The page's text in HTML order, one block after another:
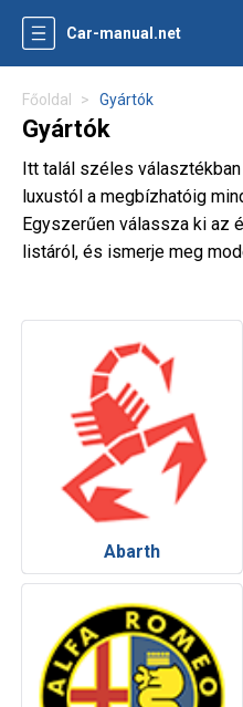
Car-manual.net
Főoldal Gyártók
Gyártók
Itt talál széles
luxustól a megbízhatóig
Egyszerűen válassza ki az
listáról, és ismerje meg
Abarth